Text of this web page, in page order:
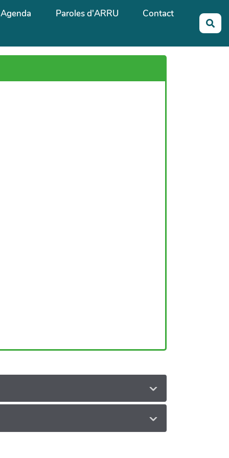
Agenda Paroles d'ARRU
Contact